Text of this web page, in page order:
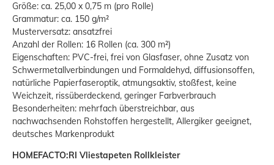
Größe: ca. 25,00 x 0,75 m (pro Rolle)
Grammatur: ca. 150 g/m²
Musterversatz: ansatzfrei
Anzahl der Rollen: 16 Rollen (ca. 300 m²)
Eigenschaften: PVC-frei, frei von Glasfaser, ohne Zusatz von
Schwermetallverbindungen und Formaldehyd, diffusionsoffen,
natürliche Papierfaseroptik, atmungsaktiv, stoßfest, keine
Weichzeit, rissüberdeckend, geringer Farbverbrauch
Besonderheiten: mehrfach überstreichbar, aus
nachwachsenden Rohstoffen hergestellt, Allergiker geeignet,
deutsches Markenprodukt
HOMEFACTO:RI Vliestapeten Rollkleister